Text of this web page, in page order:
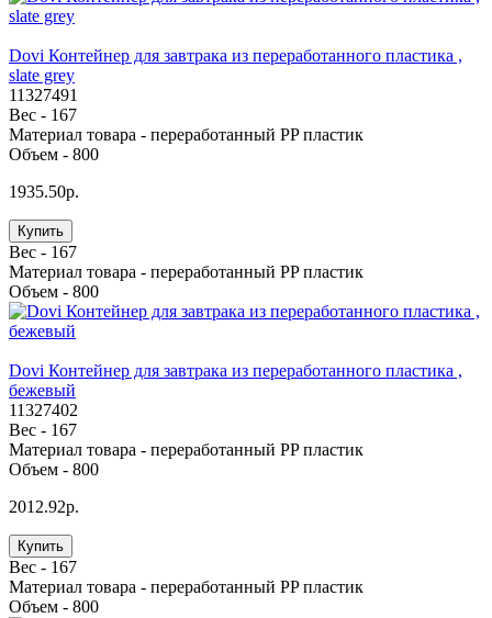
Dovi Контейнер для завтрака из переработанного пластика ,
slate grey
11327491
Вес - 167
Материал товара - переработанный PP пластик
Объем - 800
1935.50р.
Купить
Вес - 167
Материал товара - переработанный PP пластик
Объем - 800
Dovi Контейнер для завтрака из переработанного пластика ,
бежевый
11327402
Вес - 167
Материал товара - переработанный PP пластик
Объем - 800
2012.92р.
Купить
Вес - 167
Материал товара - переработанный PP пластик
Объем - 800